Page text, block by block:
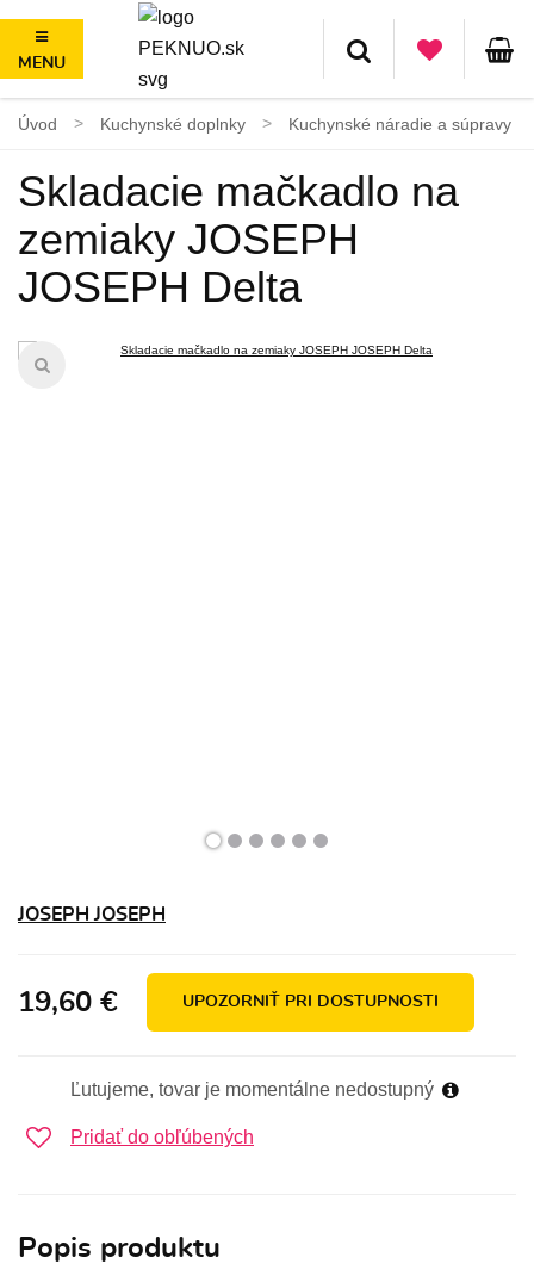
MENU
Doprava zadarmo nad 50€, jednoduché vrátenie do 100 dní
Úvod Kuchynské doplnky Kuchynské náradie a súpravy
Skladacie mačkadlo na
zemiaky JOSEPH
JOSEPH Delta
JOSEPH JOSEPH
19,60 € UPOZORNIŤ PRI DOSTUPNOSTI
Ľutujeme, tovar je momentálne nedostupný
Pridať do obľúbených
Popis produktu